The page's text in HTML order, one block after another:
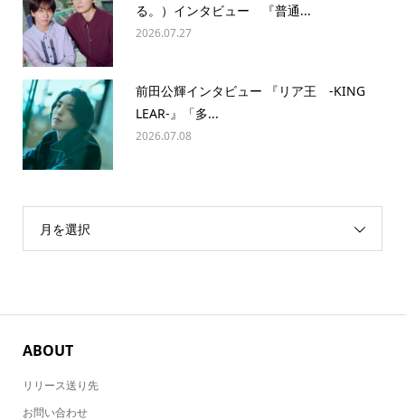
る。）インタビュー 『普通...
2026.07.27
前田公輝インタビュー 『リア王 -KING
LEAR-』「多...
2026.07.08
月を選択
ABOUT
リリース送り先
お問い合わせ